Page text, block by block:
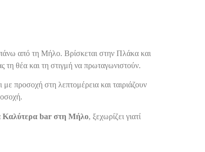
πάνω από τη Μήλο. Βρίσκεται στην Πλάκα και
τη θέα και τη στιγμή να πρωταγωνιστούν.
προσοχή στη λεπτομέρεια και ταιριάζουν
Καλύτερα bar στη Μήλο, ξεχωρίζει γιατί